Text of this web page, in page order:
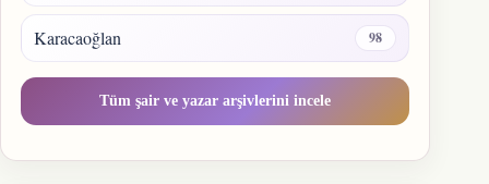
Karacaoğlan 98
Tüm şair ve yazar arşivlerini incele